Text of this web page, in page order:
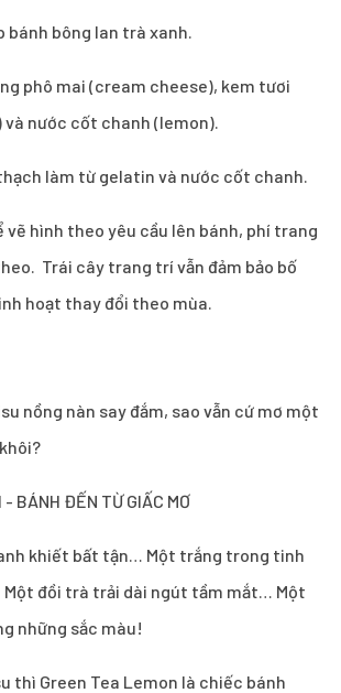
bánh bông lan trà xanh.
phô mai (cream cheese), kem tươi
nước cốt chanh (lemon).
làm từ gelatin và nước cốt chanh.
vẽ hình theo yêu cầu lên bánh, phí trang
Trái cây trang trí vẫn đảm bảo bố
hoạt thay đổi theo mùa.
nồng nàn say đắm, sao vẫn cứ mơ một
- BÁNH ĐẾN TỪ GIẤC MƠ
khiết bất tận… Một trắng trong tinh
đồi trà trải dài ngút tầm mắt… Một
những sắc màu!
thì Green Tea Lemon là chiếc bánh